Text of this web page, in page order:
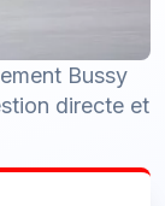
Bussy
directe et